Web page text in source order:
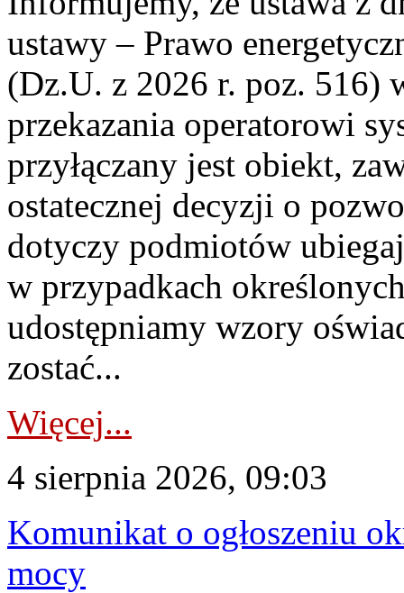
ustawy – Prawo
(Dz.U. z 2026 r. poz. 516)
przekazania operatorowi
przyłączany jest obiekt,
ostatecznej decyzji o
dotyczy podmiotów
w przypadkach
udostępniamy wzory
zostać...
Więcej...
4 sierpnia 2026, 09:03
Komunikat o ogłoszeniu
mocy